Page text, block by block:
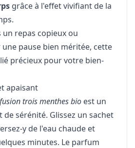
grâce à l'effet vivifiant de la
un repas copieux ou
pause bien méritée, cette
précieux pour votre bien-
apaisant
trois menthes bio est un
sérénité. Glissez un sachet
y de l'eau chaude et
minutes. Le parfum